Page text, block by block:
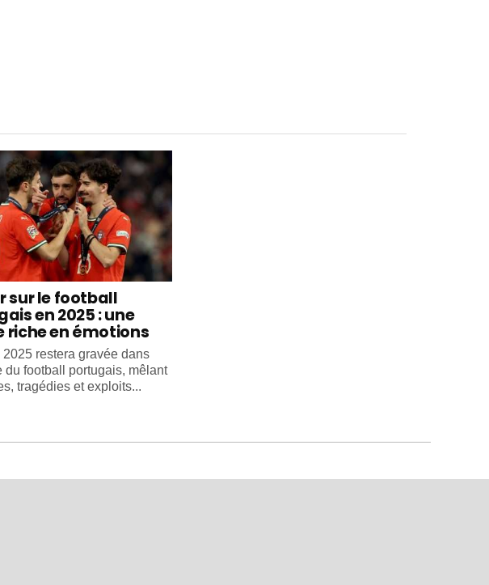
sur le football
en 2025 : une
riche en émotions
2025 restera gravée dans
du football portugais, mêlant
tragédies et exploits...